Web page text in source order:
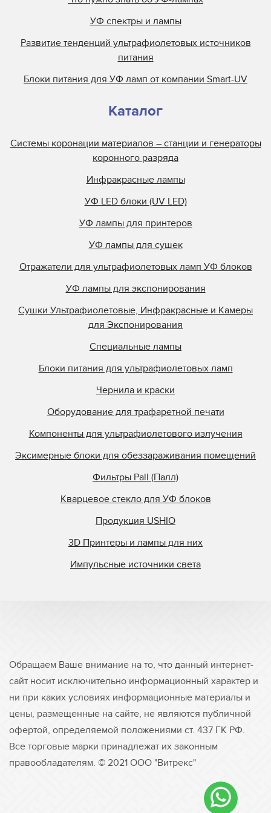
УФ лампа для принтера SubZero 170H
УФ лампа для принтера Subzero 220H / Subzero
220D
УФ лампа для принтера SubZero 280H
УФ лампа для принтера TR04/310
УФ лампа для принтера TWUV040001
УФ лампа для принтера VZero 085A
УФ лампа для принтера VZero 140A
УФ лампа для принтера VZero 140D
УФ лампа для принтера Vzero 140H
УФ лампа для принтера VZero 170D
УФ спектры и лампы
Развитие тенденций ультрафиолетовых источников
питания
Блоки питания для УФ ламп от компании Smart-UV
Каталог
Системы коронации материалов – станции и генераторы
коронного разряда
Инфракрасные лампы
УФ LED блоки (UV LED)
УФ лампы для принтеров
УФ лампы для сушек
Отражатели для ультрафиолетовых ламп УФ блоков
УФ лампы для экспонирования
Сушки Ультрафиолетовые, Инфракрасные и Камеры
для Экспонирования
Специальные лампы
Блоки питания для ультрафиолетовых ламп
Чернила и краски
Оборудование для трафаретной печати
Компоненты для ультрафиолетового излучения
Эксимерные блоки для обеззараживания помещений
Фильтры Pall (Палл)
Кварцевое стекло для УФ блоков
Продукция USHIO
3D Принтеры и лампы для них
Импульсные источники света
Обращаем Ваше внимание на то, что данный интернет-
сайт носит исключительно информационный характер и
ни при каких условиях информационные материалы и
цены, размещенные на сайте, не являются публичной
офертой, определяемой положениями ст. 437 ГК РФ.
Все торговые марки принадлежат их законным
правообладателям. © 2021 ООО "Витрекс"